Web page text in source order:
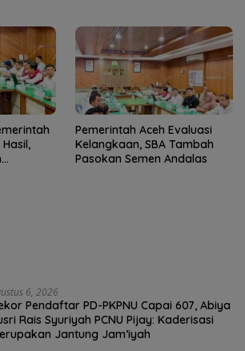
Pemerintah Aceh Evaluasi
Kelangkaan, SBA Tambah
Pasokan Semen Andalas
6, 2026
Pendaftar PD-PKPNU Capai 607, Abiya
Rais Syuriyah PCNU Pijay: Kaderisasi
Jantung Jam’iyah